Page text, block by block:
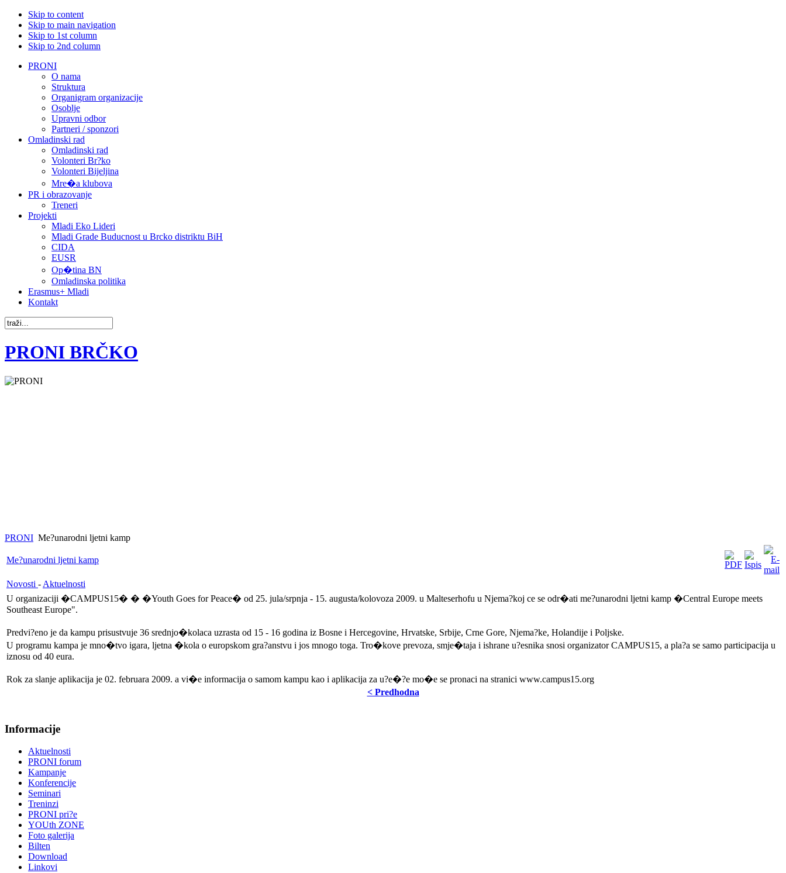
Skip to content
Skip to main navigation
Skip to 1st column
Skip to 2nd column
PRONI
O nama
Struktura
Organigram organizacije
Osoblje
Upravni odbor
Partneri / sponzori
Omladinski rad
Omladinski rad
Volonteri Br?ko
Volonteri Bijeljina
Mre�a klubova
PR i obrazovanje
Treneri
Projekti
Mladi Eko Lideri
Mladi Grade Buducnost u Brcko distriktu BiH
CIDA
EUSR
Op�tina BN
Omladinska politika
Erasmus+ Mladi
Kontakt
PRONI BRČKO
PRONI Me?unarodni ljetni kamp
Me?unarodni ljetni kamp
Novosti - Aktuelnosti
U organizaciji �CAMPUS15� � �Youth Goes for Peace� od 25. jula/srpnja - 15. augusta/kolovoza 2009. u Malteserhofu u Njema?koj ce se odr�ati me?unarodni ljetni kamp �Central Europe meets
Southeast Europe".
Predvi?eno je da kampu prisustvuje 36 srednjo�kolaca uzrasta od 15 - 16 godina iz Bosne i Hercegovine, Hrvatske, Srbije, Crne Gore, Njema?ke, Holandije i Poljske.
U programu kampa je mno�tvo igara, ljetna �kola o europskom gra?anstvu i jos mnogo toga. Tro�kove prevoza, smje�taja i ishrane u?esnika snosi organizator CAMPUS15, a pla?a se samo participacija u
iznosu od 40 eura.
Rok za slanje aplikacija je 02. februara 2009. a vi�e informacija o samom kampu kao i aplikacija za u?e�?e mo�e se pronaci na stranici www.campus15.org
< Predhodna
Informacije
Aktuelnosti
PRONI forum
Kampanje
Konferencije
Seminari
Treninzi
PRONI pri?e
YOUth ZONE
Foto galerija
Bilten
Download
Linkovi